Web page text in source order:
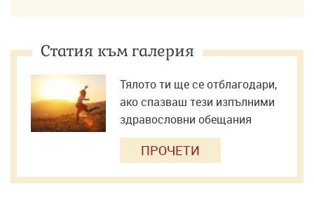
Статия към галерия
Тялото ти ще се отблагодари,
ако спазваш тези изпълними
здравословни обещания
ПРОЧЕТИ